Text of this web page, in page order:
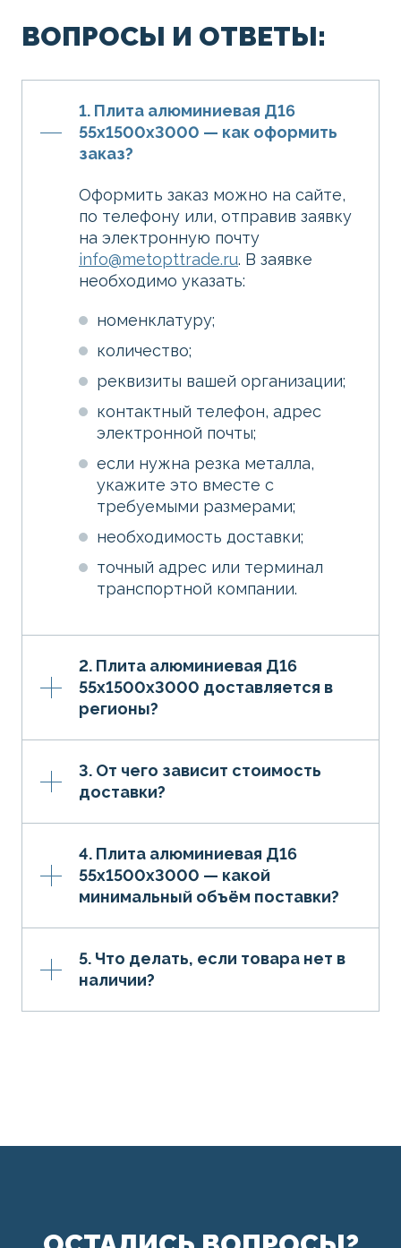
ВОПРОСЫ И ОТВЕТЫ:
1. Плита алюминиевая Д16
55х1500х3000 — как оформить
заказ?
Оформить заказ можно на сайте,
по телефону или, отправив заявку
на электронную почту
info@metopttrade.ru. В заявке
необходимо указать:
номенклатуру;
количество;
реквизиты вашей организации;
контактный телефон, адрес
электронной почты;
если нужна резка металла,
укажите это вместе с
требуемыми размерами;
необходимость доставки;
точный адрес или терминал
транспортной компании.
2. Плита алюминиевая Д16
55х1500х3000 доставляется в
регионы?
3. От чего зависит стоимость
доставки?
4. Плита алюминиевая Д16
55х1500х3000 — какой
минимальный объём поставки?
5. Что делать, если товара нет в
наличии?